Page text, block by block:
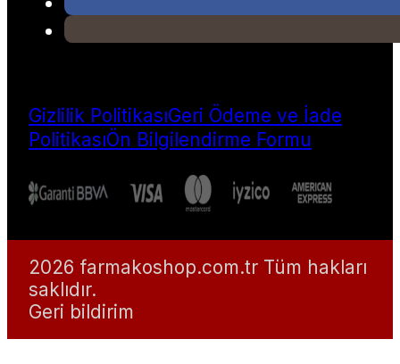
Gizlilik PolitikasıGeri Ödeme ve İade
PolitikasıÖn Bilgilendirme Formu
2026 farmakoshop.com.tr Tüm hakları
saklıdır.
Geri bildirim